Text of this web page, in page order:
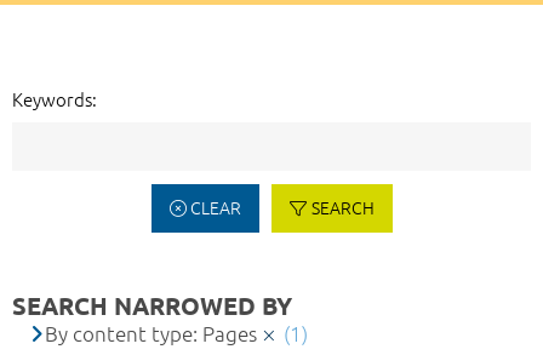
Keywords:
CLEAR SEARCH
SEARCH NARROWED BY
By content type: Pages
(1)